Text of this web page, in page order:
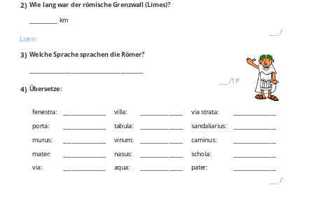
2) Wie lang war der römische Grenzwall (Limes)?
__________ km
/1P
Latein
3) Welche Sprache sprachen die Römer?
/1P
4) Übersetze:
fenestra: villa: via strata:
porta:
tabula: sandaliarius:
murus:
vinum: caminus:
mater:
nasus: schola:
via:
aqua: pater:
/7P